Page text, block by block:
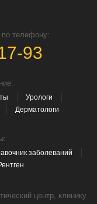
телефону:
93
Урологи
Дерматологи
заболеваний
центр, клинику